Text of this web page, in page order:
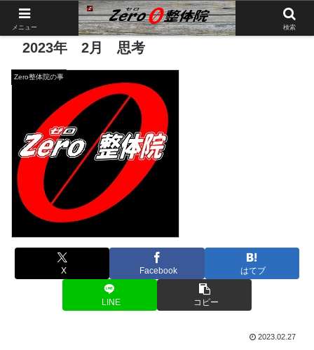
2023年 2月 思考
Zero整体院の事
X Facebook はてブ
LINE コピー
2023.02.27
メニュー 検索